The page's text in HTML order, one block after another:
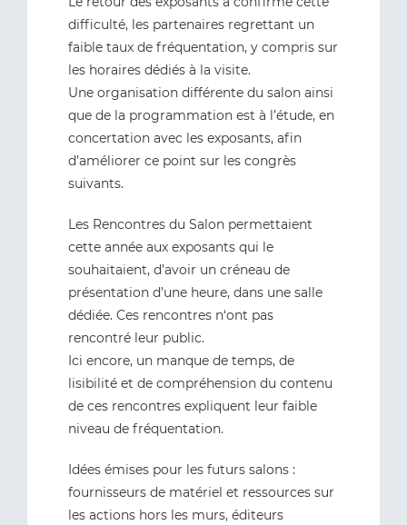
difficulté, les partenaires regrettant un
faible taux de fréquentation, y compris sur
les horaires dédiés à la visite.
Une organisation différente du salon ainsi
que de la programmation est à l’étude, en
concertation avec les exposants, afin
d’améliorer ce point sur les congrès
suivants.
Les Rencontres du Salon permettaient
cette année aux exposants qui le
souhaitaient, d’avoir un créneau de
présentation d’une heure, dans une salle
dédiée. Ces rencontres n‘ont pas
rencontré leur public.
Ici encore, un manque de temps, de
lisibilité et de compréhension du contenu
de ces rencontres expliquent leur faible
niveau de fréquentation.
Idées émises pour les futurs salons :
fournisseurs de matériel et ressources sur
les actions hors les murs, éditeurs